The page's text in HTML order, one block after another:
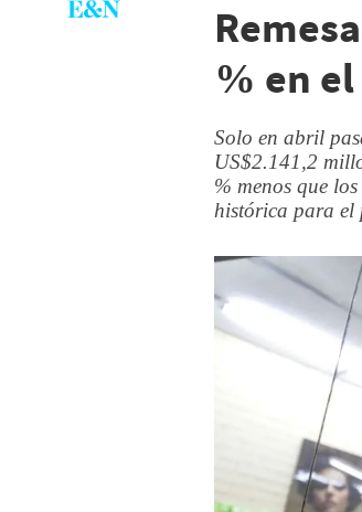
% en
Solo en abril
US$2.141,2
% menos que
histórica para el